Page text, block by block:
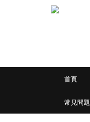
首頁
常見問題